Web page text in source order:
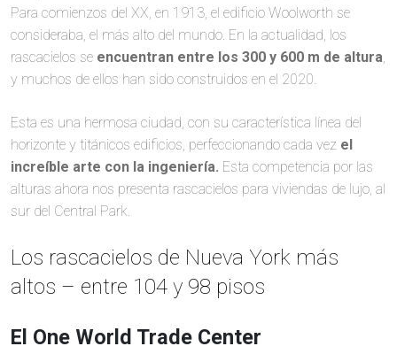
Para comienzos del XX, en 1913, el edificio Woolworth se
consideraba, el más alto del mundo. En la actualidad, los
rascacielos se encuentran entre los 300 y 600 m de altura,
y muchos de ellos han sido construidos en el 2020.
Esta es una hermosa ciudad, con su característica línea del
horizonte y titánicos edificios, perfeccionando cada vez el
increíble arte con la ingeniería. Esta competencia por las
alturas ahora nos presenta rascacielos para viviendas de lujo, al
sur del Central Park.
Los rascacielos de Nueva York más
altos – entre 104 y 98 pisos
El One World Trade Center